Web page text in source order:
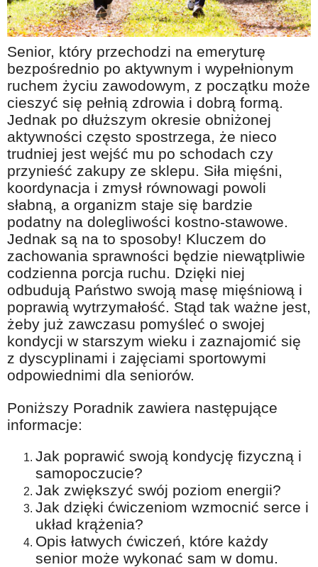
Na wesoło
Hobby i pasje
Żyj aktywnie
60plus - najcenniejsi klienci
Dobra opieka
Warto naśladować
Coś dla ducha
Smacznie i zdrowo
O finansach i społeczeństwie - edukacja nie tylko dla 60plus
Ciekawe książki
Stop samotności
Z internetem za pan brat
Bezpiecznie i w zgodzie z prawem
Senior, który przechodzi na emeryturę
bezpośrednio po aktywnym i wypełnionym
ruchem życiu zawodowym, z początku może
cieszyć się pełnią zdrowia i dobrą formą.
Jednak po dłuższym okresie obniżonej
aktywności często spostrzega, że nieco
trudniej jest wejść mu po schodach czy
przynieść zakupy ze sklepu. Siła mięśni,
koordynacja i zmysł równowagi powoli
słabną, a organizm staje się bardzie
podatny na dolegliwości kostno-stawowe.
Jednak są na to sposoby! Kluczem do
zachowania sprawności będzie niewątpliwie
codzienna porcja ruchu. Dzięki niej
odbudują Państwo swoją masę mięśniową i
poprawią wytrzymałość. Stąd tak ważne jest,
żeby już zawczasu pomyśleć o swojej
kondycji w starszym wieku i zaznajomić się
z dyscyplinami i zajęciami sportowymi
odpowiednimi dla seniorów.
Poniższy Poradnik zawiera następujące
informacje:
Jak poprawić swoją kondycję fizyczną i
samopoczucie?
Jak zwiększyć swój poziom energii?
Jak dzięki ćwiczeniom wzmocnić serce i
układ krążenia?
Opis łatwych ćwiczeń, które każdy
senior może wykonać sam w domu.